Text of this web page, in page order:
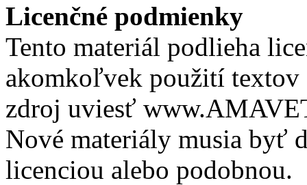
Licenčné podmienky
Tento materiál podlieha
akomkoľvek použití textov
zdroj uviesť
Nové materiály musia byť
licenciou alebo podobnou.